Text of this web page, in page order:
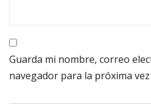
Guarda mi nombre, correo
navegador para la próxima